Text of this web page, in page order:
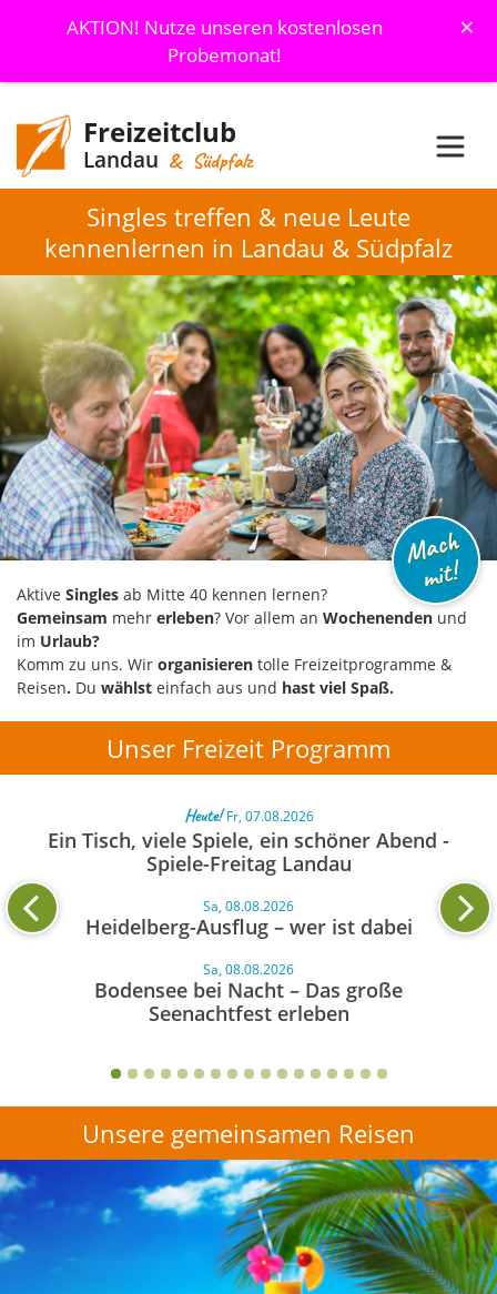
AKTION! Nutze unseren kostenlosen
Probemonat!
×
Freizeitclub
Landau & Südpfalz
Singles treffen & neue Leute
kennenlernen in Landau & Südpfalz
M
a
c
h
mi
t!
Aktive Singles ab Mitte 40 kennen lernen?
Gemeinsam mehr erleben? Vor allem an Wochenenden und
im Urlaub?
Komm zu uns. Wir organisieren tolle Freizeitprogramme &
Reisen. Du wählst einfach aus und hast viel Spaß.
Unser Freizeit Programm
Heute! Fr, 07.08.2026
Ein Tisch, viele Spiele, ein schöner Abend -
Spiele-Freitag Landau
Sa, 08.08.2026
Heidelberg-Ausflug – wer ist dabei
Sa, 08.08.2026
Bodensee bei Nacht – Das große
Seenachtfest erleben
Unsere gemeinsamen Reisen